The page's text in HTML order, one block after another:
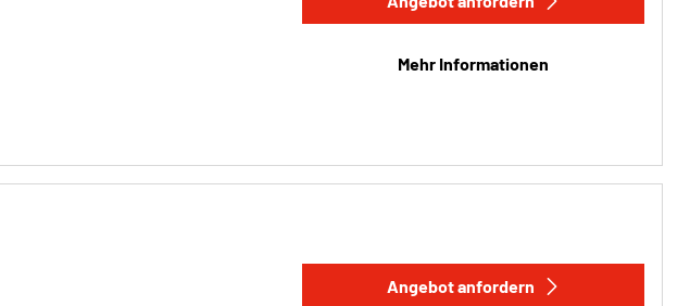
Mehr Informationen
Angebot anfordern